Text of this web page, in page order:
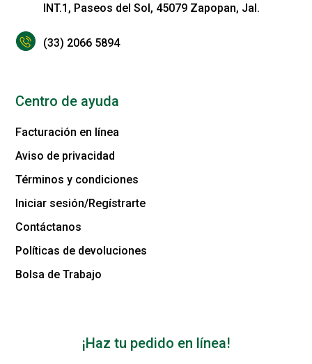
INT.1, Paseos del Sol, 45079 Zapopan, Jal.
(33) 2066 5894
Centro de ayuda
Facturación en línea
Aviso de privacidad
Términos y condiciones
Iniciar sesión/Regístrarte
Contáctanos
Políticas de devoluciones
Bolsa de Trabajo
¡Haz tu pedido en línea!